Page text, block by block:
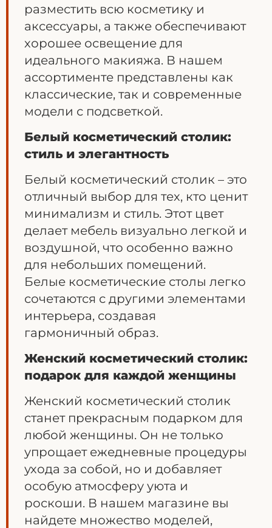
разместить всю косметику и
аксессуары, а также обеспечивают
хорошее освещение для
идеального макияжа. В нашем
ассортименте представлены как
классические, так и современные
модели с подсветкой.
Белый косметический столик:
стиль и элегантность
Белый косметический столик – это
отличный выбор для тех, кто ценит
минимализм и стиль. Этот цвет
делает мебель визуально легкой и
воздушной, что особенно важно
для небольших помещений.
Белые косметические столы легко
сочетаются с другими элементами
интерьера, создавая
гармоничный образ.
Женский косметический столик:
подарок для каждой женщины
Женский косметический столик
станет прекрасным подарком для
любой женщины. Он не только
упрощает ежедневные процедуры
ухода за собой, но и добавляет
особую атмосферу уюта и
роскоши. В нашем магазине вы
найдете множество моделей,